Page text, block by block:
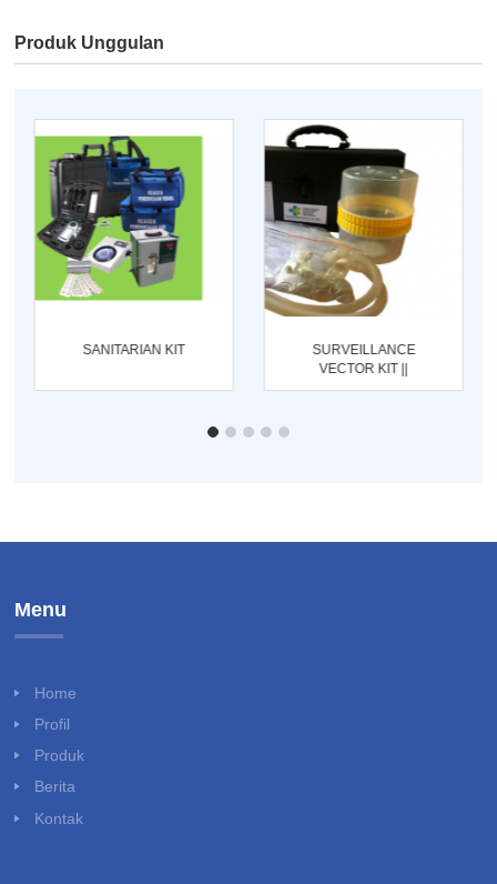
Produk Unggulan
SANITARIAN KIT
SURVEILLANCE
VECTOR KIT ||
ENTOMOLOGI KIT
Menu
Home
Profil
Produk
Berita
Kontak